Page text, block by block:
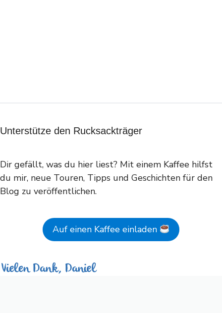
Unterstütze den Rucksackträger
Dir gefällt, was du hier liest? Mit einem Kaffee hilfst
du mir, neue Touren, Tipps und Geschichten für den
Blog zu veröffentlichen.
Auf einen Kaffee einladen